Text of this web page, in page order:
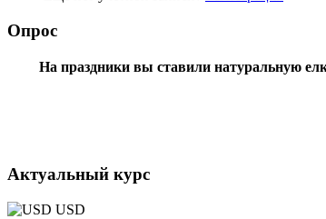
Опрос
На праздники вы ставили натуральную
Актуальный курс
USD